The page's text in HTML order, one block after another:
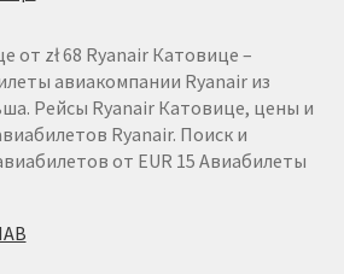
от zł 68 Ryanair Катовице –
авиакомпании Ryanair из
Рейсы Ryanair Катовице, цены и
Ryanair. Поиск и
от EUR 15 Авиабилеты